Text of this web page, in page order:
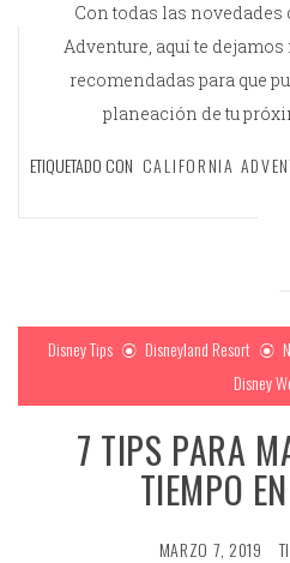
Con todas las
Adventure, aquí te
recomendadas para que
planeación de tu
ETIQUETADO CON CALIFORNIA
Disney Tips Disneyland Resort
Disney
7 TIPS PARA
TIEMPO
MARZO 7, 2019